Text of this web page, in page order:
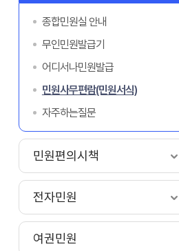
종합민원실 안내
무인민원발급기
어디서나민원발급
민원사무편람(민원서식)
자주하는질문
민원편의시책
전자민원
여권민원